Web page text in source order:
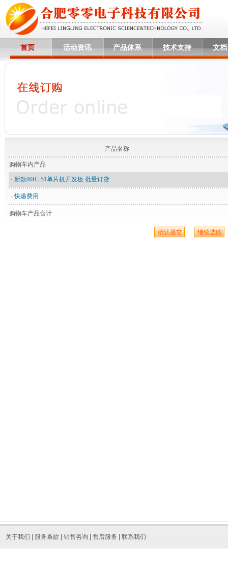
首页 活动资讯 产品体系 技术支持 文
产品名称
购物车内产品
· 新款00IC-51单片机开发板 批量订货
·快递费用
购物车产品合计
关于我们 服务条款 销售咨询 售后服务 联系我们